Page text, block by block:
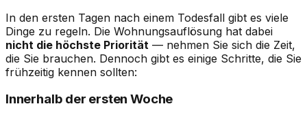
In den ersten Tagen nach einem Todesfall gibt es viele
Dinge zu regeln. Die Wohnungsauflösung hat dabei
nicht die höchste Priorität — nehmen Sie sich die Zeit,
die Sie brauchen. Dennoch gibt es einige Schritte, die Sie
frühzeitig kennen sollten:
Innerhalb der ersten Woche